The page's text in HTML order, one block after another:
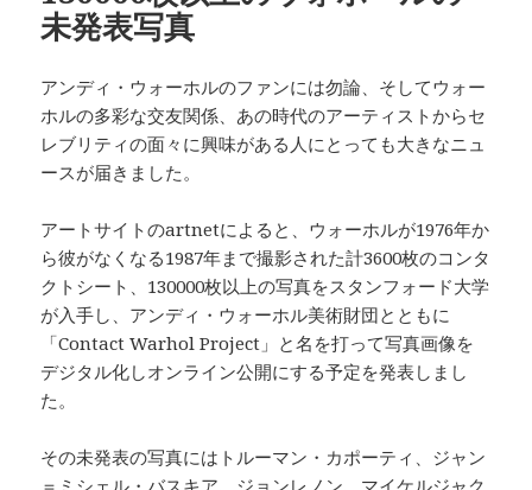
未発表写真
アンディ・ウォーホルのファンには勿論、そしてウォー
ホルの多彩な交友関係、あの時代のアーティストからセ
レブリティの面々に興味がある人にとっても大きなニュ
ースが届きました。
アートサイトのartnetによると、ウォーホルが1976年か
ら彼がなくなる1987年まで撮影された計3600枚のコンタ
クトシート、130000枚以上の写真をスタンフォード大学
が入手し、アンディ・ウォーホル美術財団とともに
「Contact Warhol Project」と名を打って写真画像を
デジタル化しオンライン公開にする予定を発表しまし
た。
その未発表の写真にはトルーマン・カポーティ、ジャン
＝ミシェル・バスキア、ジョンレノン、マイケルジャク